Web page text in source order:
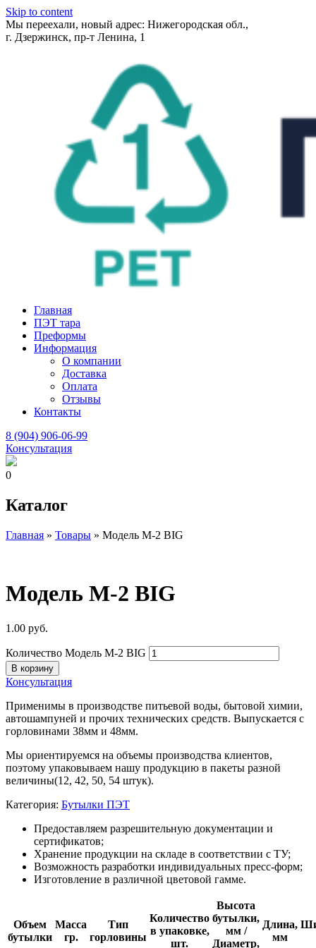
Skip to content
Мы переехали, новый адрес: Нижегородская обл.,
г. Дзержинск, пр-т Ленина, 1
Главная
ПЭТ тара
Преформы
Информация
О компании
Доставка
Оплата
Отзывы
Контакты
8 (904) 906-06-99
Консультация
0
Каталог
Главная » Товары » Модель М-2 BIG
Модель М-2 BIG
1.00 руб.
Количество Модель М-2 BIG
В корзину
Консультация
Применимы в производстве питьевой воды, бытовой химии,
автошампуней и прочих технических средств. Выпускается с
горловинами 38мм и 48мм.
Мы ориентируемся на объемы производства клиентов,
поэтому упаковываем нашу продукцию в пакеты разной
величины(12, 42, 50, 54 штук).
Категория: Бутылки ПЭТ
Предоставляем разрешительную документации и
сертификатов;
Хранение продукции на складе в соответствии с ТУ;
Возможность разработки индивидуальных пресс-форм;
Изготовление в различной цветовой гамме.
Объем
бутылки
Масса
гр.
Тип
горловины
Количество
в упаковке,
шт.
Высота
бутылки,
мм /
Диаметр,
Длина,
мм